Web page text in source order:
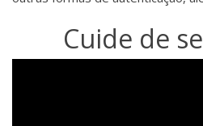
Cuide de